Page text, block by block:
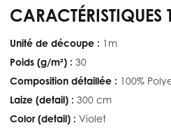
CARACTÉRISTIQUES
Unité de découpe : 1m
Poids (g/m²) : 30
Composition détaillée : 100%
Laize (detail) : 300 cm
Color (detail) : Violet